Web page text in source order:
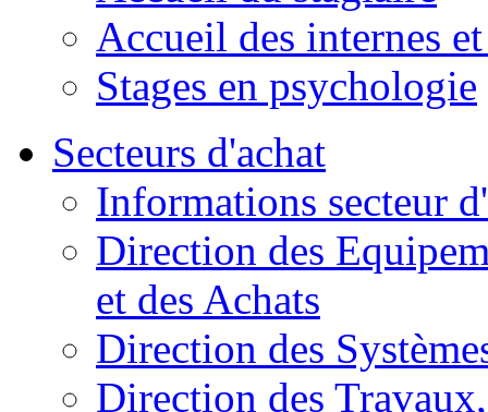
Accueil des internes
Stages en psychologie
Secteurs d'achat
Informations secteur
Direction des
et des Achats
Direction des
Direction des